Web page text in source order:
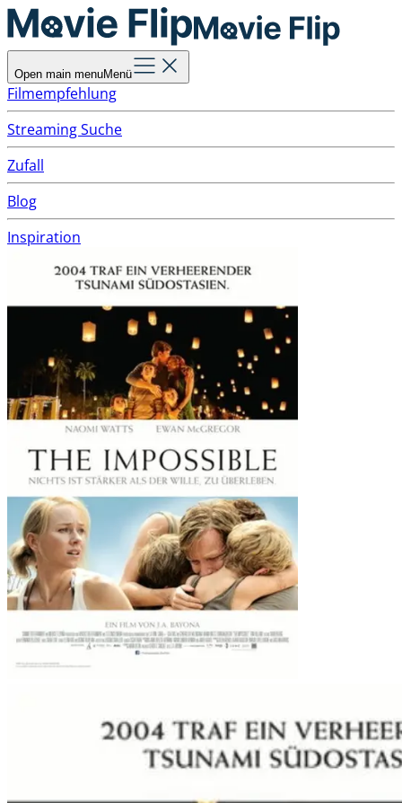
Open main menuMenü
Filmempfehlung
Streaming Suche
Zufall
Blog
Inspiration